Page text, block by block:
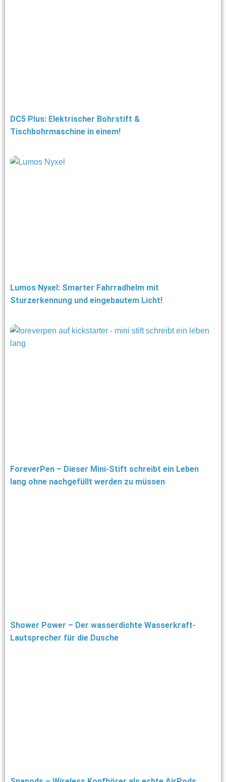
DC5 Plus: Elektrischer Bohrstift &
Tischbohrmaschine in einem!
Lumos Nyxel: Smarter Fahrradhelm mit
Sturzerkennung und eingebautem Licht!
ForeverPen – Dieser Mini-Stift schreibt ein Leben
lang ohne nachgefüllt werden zu müssen
Shower Power – Der wasserdichte Wasserkraft-
Lautsprecher für die Dusche